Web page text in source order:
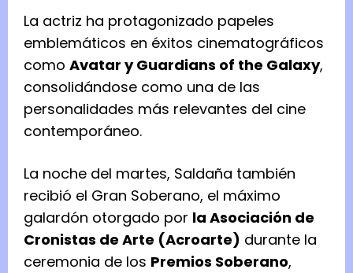
La actriz ha protagonizado papeles
emblemáticos en éxitos cinematográficos
como Avatar y Guardians of the Galaxy,
consolidándose como una de las
personalidades más relevantes del cine
contemporáneo.
La noche del martes, Saldaña también
recibió el Gran Soberano, el máximo
galardón otorgado por la Asociación de
Cronistas de Arte (Acroarte) durante la
ceremonia de los Premios Soberano,